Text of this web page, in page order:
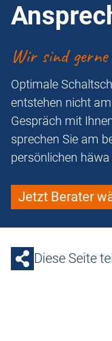
Wir sind
Optimale
entstehen nicht
Gespräch mit
sprechen Sie am
persönlichen häwa
Jetzt Berater
Diese Seite